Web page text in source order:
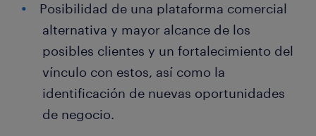
Posibilidad de una plataforma comercial
alternativa y mayor alcance de los
posibles clientes y un fortalecimiento del
vínculo con estos, así como la
identificación de nuevas oportunidades
de negocio.